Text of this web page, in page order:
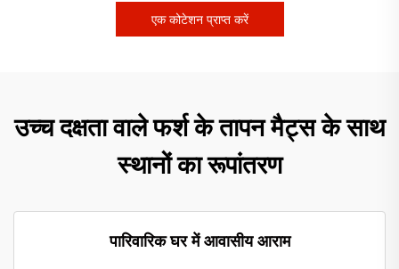
एक कोटेशन प्राप्त करें
उच्च दक्षता वाले फर्श के तापन मैट्स के साथ
स्थानों का रूपांतरण
पारिवारिक घर में आवासीय आराम